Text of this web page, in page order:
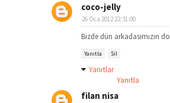
coco-jelly
26 Oca 2012 22:31:00
Bizde dün arkadasımızın
Yanıtla Sil
Yanıtlar
Yanıtla
filan nisa